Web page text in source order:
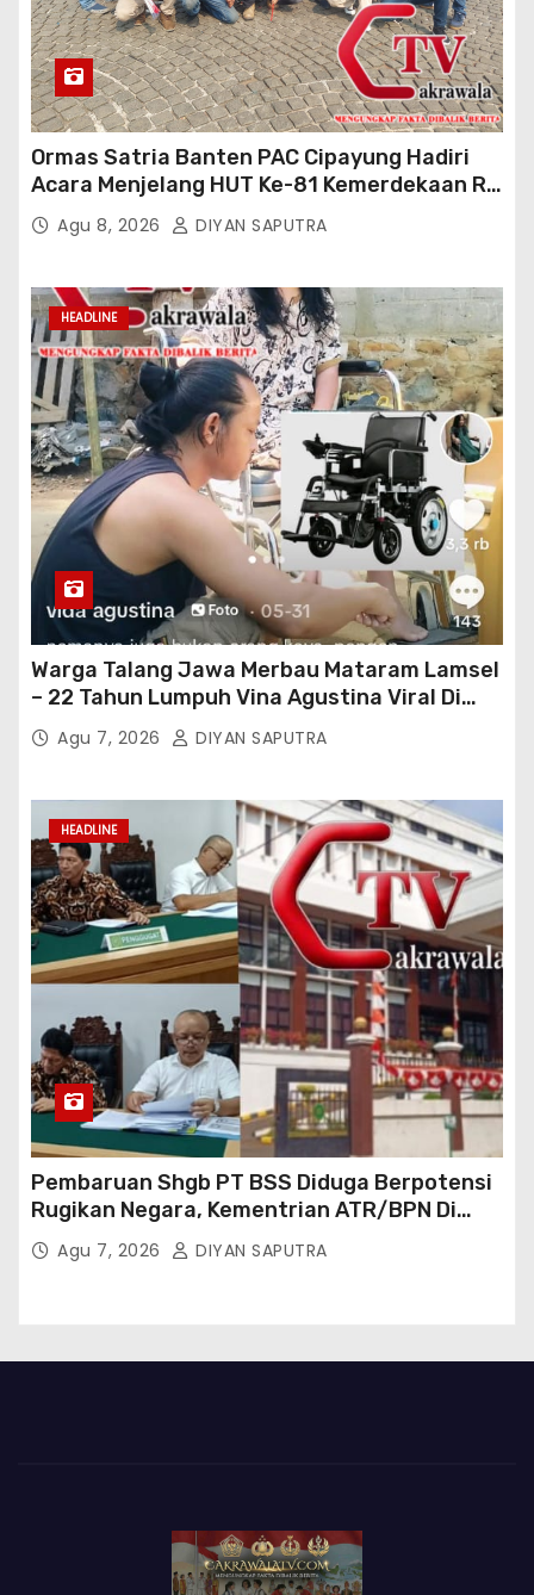
Ormas Satria Banten PAC Cipayung Hadiri
Acara Menjelang HUT Ke-81 Kemerdekaan RI
Di Silang Monas
Agu 8, 2026 DIYAN SAPUTRA
HEADLINE
Warga Talang Jawa Merbau Mataram Lamsel
– 22 Tahun Lumpuh Vina Agustina Viral Di
Tiktok Inginkan Kursi Roda Listrik, Kepala
Perwakilan Provinsi Lampung Media
Bertindak
Agu 7, 2026 DIYAN SAPUTRA
HEADLINE
Pembaruan Shgb PT BSS Diduga Berpotensi
Rugikan Negara, Kementrian ATR/BPN Di
Gugat Di PTUN Jakarta
Agu 7, 2026 DIYAN SAPUTRA